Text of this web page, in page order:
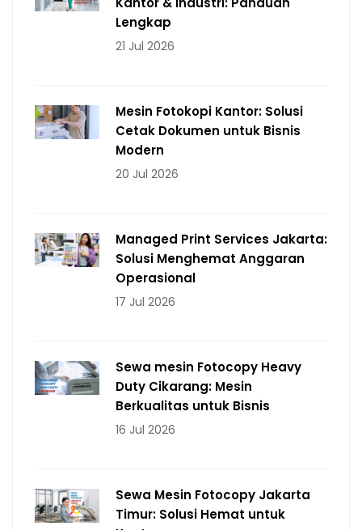
Lengkap
21 Jul 2026
Mesin Fotokopi Kantor: Solusi
Cetak Dokumen untuk Bisnis
Modern
20 Jul 2026
Managed Print Services Jakarta:
Solusi Menghemat Anggaran
Operasional
17 Jul 2026
Sewa mesin Fotocopy Heavy
Duty Cikarang: Mesin
Berkualitas untuk Bisnis
16 Jul 2026
Sewa Mesin Fotocopy Jakarta
Timur: Solusi Hemat untuk